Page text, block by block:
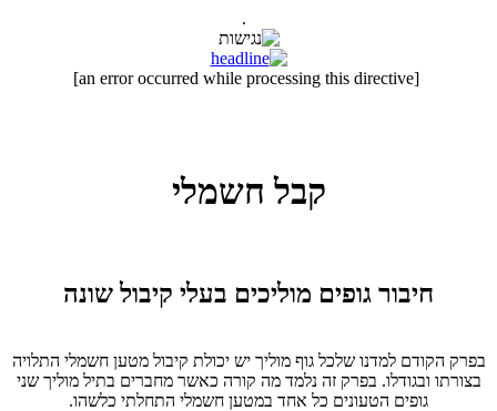
.
[an error occurred while processing this directive]
קבל חשמלי
חיבור גופים מוליכים בעלי קיבול שונה
בפרק הקודם למדנו שלכל גוף מוליך יש יכולת קיבול מטען חשמלי התלויה
בצורתו ובגודלו. בפרק זה נלמד מה קורה כאשר מחברים בתיל מוליך שני
גופים הטעונים כל אחד במטען חשמלי התחלתי כלשהו.